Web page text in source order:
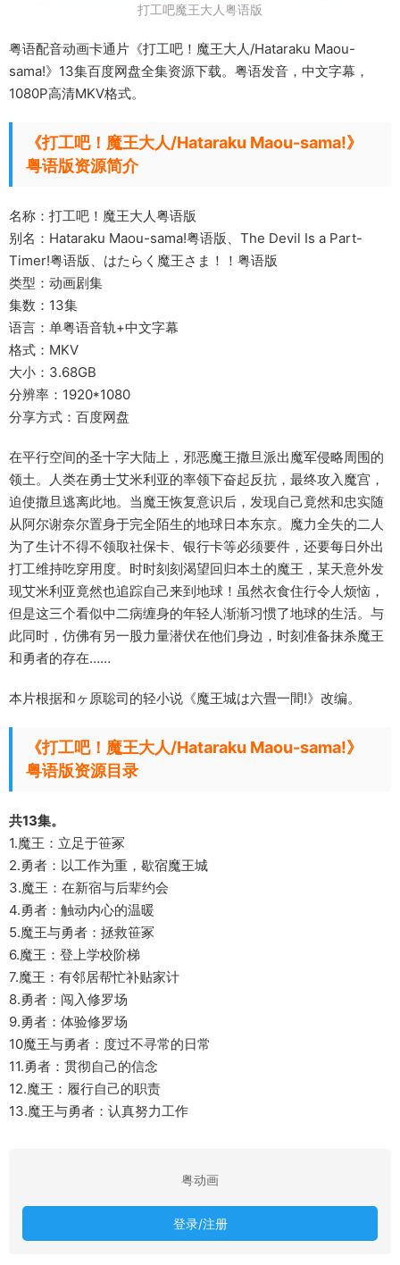
打工吧魔王大人粤语版
粤语配音动画卡通片《打工吧！魔王大人/Hataraku Maou-
sama!》13集百度网盘全集资源下载。粤语发音，中文字幕，
1080P高清MKV格式。
《打工吧！魔王大人/Hataraku Maou-sama!》
粤语版资源简介
名称：打工吧！魔王大人粤语版
别名：Hataraku Maou-sama!粤语版、The Devil Is a Part-
Timer!粤语版、はたらく魔王さま！！粤语版
类型：动画剧集
集数：13集
语言：单粤语音轨+中文字幕
格式：MKV
大小：3.68GB
分辨率：1920*1080
分享方式：百度网盘
在平行空间的圣十字大陆上，邪恶魔王撒旦派出魔军侵略周围的
领土。人类在勇士艾米利亚的率领下奋起反抗，最终攻入魔宫，
迫使撒旦逃离此地。当魔王恢复意识后，发现自己竟然和忠实随
从阿尔谢奈尔置身于完全陌生的地球日本东京。魔力全失的二人
为了生计不得不领取社保卡、银行卡等必须要件，还要每日外出
打工维持吃穿用度。时时刻刻渴望回归本土的魔王，某天意外发
现艾米利亚竟然也追踪自己来到地球！虽然衣食住行令人烦恼，
但是这三个看似中二病缠身的年轻人渐渐习惯了地球的生活。与
此同时，仿佛有另一股力量潜伏在他们身边，时刻准备抹杀魔王
和勇者的存在……
本片根据和ヶ原聡司的轻小说《魔王城は六畳一間!》改编。
《打工吧！魔王大人/Hataraku Maou-sama!》
粤语版资源目录
共13集。
1.魔王：立足于笹冢
2.勇者：以工作为重，歇宿魔王城
3.魔王：在新宿与后辈约会
4.勇者：触动内心的温暖
5.魔王与勇者：拯救笹冢
6.魔王：登上学校阶梯
7.魔王：有邻居帮忙补贴家计
8.勇者：闯入修罗场
9.勇者：体验修罗场
10魔王与勇者：度过不寻常的日常
11.勇者：贯彻自己的信念
12.魔王：履行自己的职责
13.魔王与勇者：认真努力工作
粤动画
登录/注册